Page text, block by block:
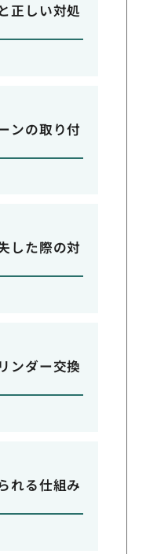
正しい対処
ンの取り付
した際の対
ンダー交換
れる仕組み